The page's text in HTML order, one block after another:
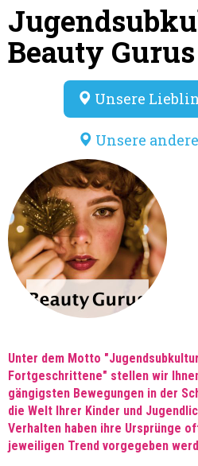
Beauty Gurus
Unsere
Unsere
Unter dem Motto
Fortgeschrittene" stellen wir
gängigsten Bewegungen in der
die Welt Ihrer Kinder und
Verhalten haben ihre Ursprünge
jeweiligen Trend vorgegeben